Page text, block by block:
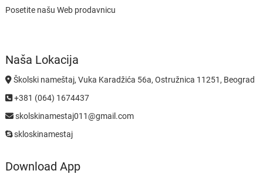
Posetite našu Web prodavnicu
Naša Lokacija
Školski nameštaj, Vuka Karadžića 56a, Ostružnica 11251, Beograd
+381 (064) 1674437
skolskinamestaj011@gmail.com
skloskinamestaj
Download App